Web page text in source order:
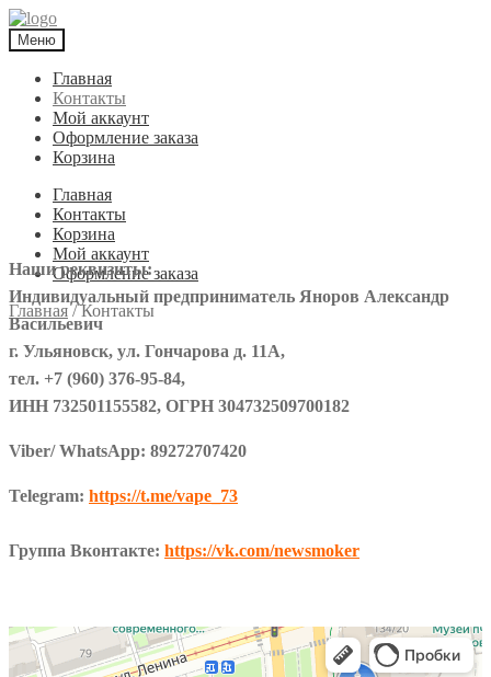
Меню
Главная
Контакты
Мой аккаунт
Оформление заказа
Корзина
Главная
Контакты
Корзина
Мой аккаунт
Оформление заказа
Главная/Контакты
Наши реквизиты:
Индивидуальный предприниматель Яноров Александр
Васильевич
г. Ульяновск, ул. Гончарова д. 11А,
тел. +7 (960) 376-95-84,
ИНН 732501155582, ОГРН 304732509700182
Viber/ WhatsApp: 89272707420
Telegram: https://t.me/vape_73
Группа Вконтакте: https://vk.com/newsmoker